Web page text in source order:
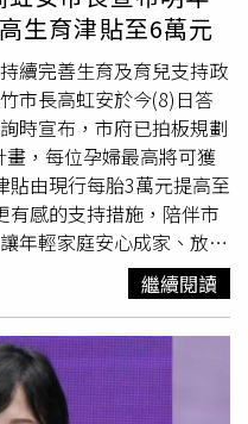
歲幼兒就學補助，公立幼
非營利幼兒園第一胎每
若就讀準公共化幼兒園，
第二胎2,000元、第三胎
政府每年編列約1,200億
第三，賴清德說，政府推
府給予18歲以下每個孩子
18年共可領108萬元。其
元全數交由家長使
」政策疊加實施。而在6到
用來照顧孩子，另外
間共計存入36萬元本金，
保障，如果專戶操作有收
歲即可領出。賴清德說，
見有同學家中發生變故，
生育津貼至6萬元
續完善生育及育兒支持政
市長高虹安於今(8)日答
時宣布，市府已拍板規劃
，每位孕婦最高將可獲
貼由現行每胎3萬元提高至
有感的支持措施，陪伴市
年輕家庭安心成家、放心
國共同面臨的重要課題，
府上任後推動「祝你好孕
育服務量能及推動各項育
為進一步回應孕產家庭需
及提高生育津貼，希望從
持。高市長說明，目前規
繼續閱讀